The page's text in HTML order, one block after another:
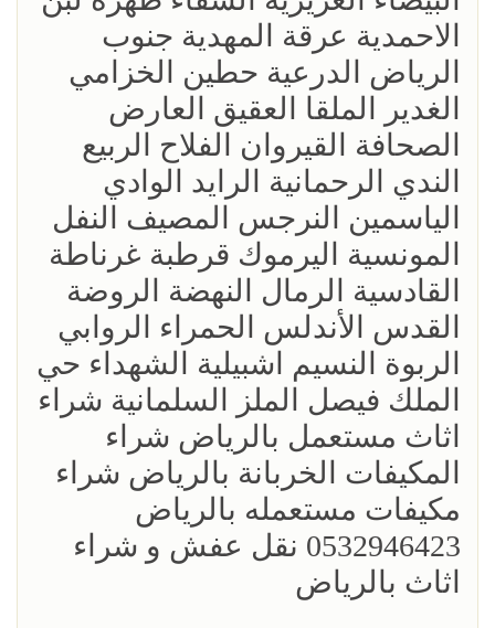
الاحمدية عرقة المهدية جنوب
الرياض الدرعية حطين الخزامي
الغدير الملقا العقيق العارض
الصحافة القيروان الفلاح الربيع
الندي الرحمانية الرايد الوادي
الياسمين النرجس المصيف النفل
المونسية اليرموك قرطبة غرناطة
القادسية الرمال النهضة الروضة
القدس الأندلس الحمراء الروابي
الربوة النسيم اشبيلية الشهداء حي
الملك فيصل الملز السلمانية شراء
اثاث مستعمل بالرياض شراء
المكيفات الخربانة بالرياض شراء
مكيفات مستعمله بالرياض
0532946423 نقل عفش و شراء
اثاث بالرياض